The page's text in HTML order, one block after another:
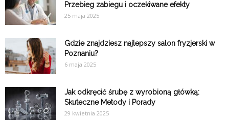
Przebieg zabiegu i oczekiwane efekty
25 maja 2025
Gdzie znajdziesz najlepszy salon fryzjerski w
Poznaniu?
6 maja 2025
Jak odkręcić śrubę z wyrobioną główką:
Skuteczne Metody i Porady
29 kwietnia 2025